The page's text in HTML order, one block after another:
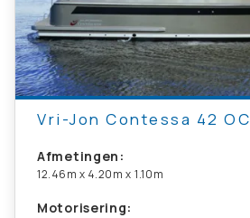
Vri-Jon Contessa 42 OC
Afmetingen:
12.46m x 4.20m x 1.10m
Motorisering: